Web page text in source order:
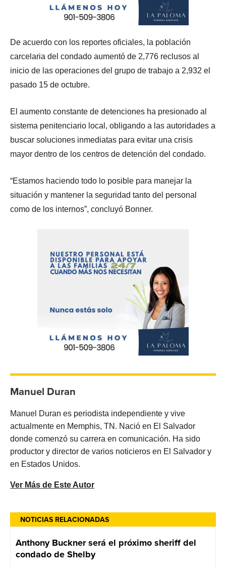
NOTICIAS RELACIONADAS
Anthony Buckner será el próximo sheriff del
condado de Shelby
De acuerdo con los reportes oficiales, la población
carcelaria del condado aumentó de 2,776 reclusos al
inicio de las operaciones del grupo de trabajo a 2,932 el
pasado 15 de octubre.
El aumento constante de detenciones ha presionado al
sistema penitenciario local, obligando a las autoridades a
buscar soluciones inmediatas para evitar una crisis
mayor dentro de los centros de detención del condado.
“Estamos haciendo todo lo posible para manejar la
situación y mantener la seguridad tanto del personal
como de los internos”, concluyó Bonner.
Manuel Duran
Manuel Duran es periodista independiente y vive
actualmente en Memphis, TN. Nació en El Salvador
donde comenzó su carrera en comunicación. Ha sido
productor y director de varios noticieros en El Salvador y
en Estados Unidos.
Ver Más de Este Autor